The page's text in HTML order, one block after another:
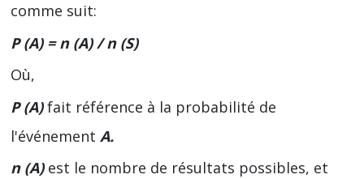
comme suit:
P (A) = n (A) / n (S)
Où,
P (A)fait référence à la probabilité de
l'événement A.
n (A) est le nombre de résultats possibles, et